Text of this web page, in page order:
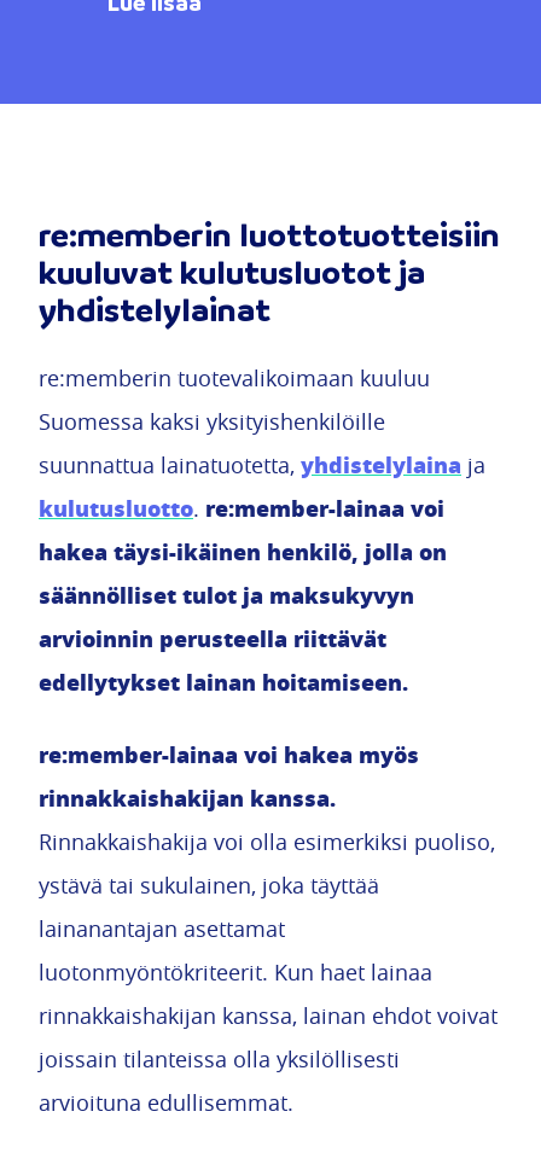
re:memberin luottotuotteisiin
kuuluvat kulutusluotot ja
yhdistelylainat
re:memberin tuotevalikoimaan kuuluu
Suomessa kaksi yksityishenkilöille
suunnattua lainatuotetta, yhdistelylaina ja
kulutusluotto. re:member-lainaa voi
hakea täysi-ikäinen henkilö, jolla on
säännölliset tulot ja maksukyvyn
arvioinnin perusteella riittävät
edellytykset lainan hoitamiseen.
re:member-lainaa voi hakea myös
rinnakkaishakijan kanssa.
Rinnakkaishakija voi olla esimerkiksi puoliso,
ystävä tai sukulainen, joka täyttää
lainanantajan asettamat
luotonmyöntökriteerit. Kun haet lainaa
rinnakkaishakijan kanssa, lainan ehdot voivat
joissain tilanteissa olla yksilöllisesti
arvioituna edullisemmat.